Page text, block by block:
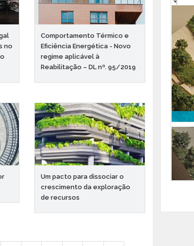
no
Comportamento Térmico e
Eficiência Energética - Novo
regime aplicável à
Reabilitação – DL nº. 95/2019
Um pacto para dissociar o
crescimento da exploração
de recursos